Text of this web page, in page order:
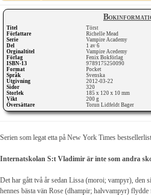
Titel
Törst
Författare
Richelle Mead
Serie
Vampire Academy
Del
1 av 6
Orginaltitel
Vampire Acedemy
Förlag
Fenix Bokförlag
ISBN-13
9789175250090
Format
Pocket
Språk
Svenska
Utgivning
2012-03-22
Sidor
320
Storlek
185 x 120 x 10 mm
Vikt
200 g
Översättare
Torun Lidfeldt Bager
Serien som legat etta på New York Times
Internatskolan S:t Vladimir är inte som andra
Det har gått två år sedan Lissa (moroi; vampyr), den
hennes bästa vän Rose (dhampir; halvvampyr)